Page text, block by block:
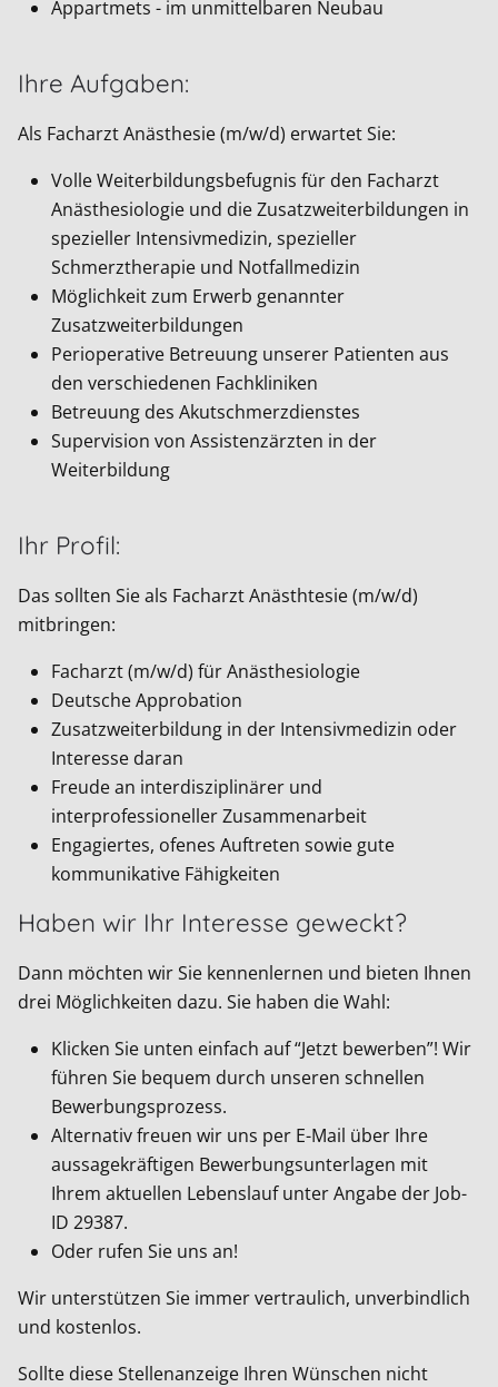
Appartmets - im unmittelbaren Neubau
Ihre Aufgaben:
Als Facharzt Anästhesie (m/w/d) erwartet Sie:
Volle Weiterbildungsbefugnis für den Facharzt
Anästhesiologie und die Zusatzweiterbildungen in
spezieller Intensivmedizin, spezieller
Schmerztherapie und Notfallmedizin
Möglichkeit zum Erwerb genannter
Zusatzweiterbildungen
Perioperative Betreuung unserer Patienten aus
den verschiedenen Fachkliniken
Betreuung des Akutschmerzdienstes
Supervision von Assistenzärzten in der
Weiterbildung
Ihr Profil:
Das sollten Sie als Facharzt Anästhtesie (m/w/d)
mitbringen:
Facharzt (m/w/d) für Anästhesiologie
Deutsche Approbation
Zusatzweiterbildung in der Intensivmedizin oder
Interesse daran
Freude an interdisziplinärer und
interprofessioneller Zusammenarbeit
Engagiertes, ofenes Auftreten sowie gute
kommunikative Fähigkeiten
Haben wir Ihr Interesse geweckt?
Dann möchten wir Sie kennenlernen und bieten Ihnen
drei Möglichkeiten dazu. Sie haben die Wahl:
Klicken Sie unten einfach auf “Jetzt bewerben”! Wir
führen Sie bequem durch unseren schnellen
Bewerbungsprozess.
Alternativ freuen wir uns per E-Mail über Ihre
aussagekräftigen Bewerbungsunterlagen mit
Ihrem aktuellen Lebenslauf unter Angabe der Job-
ID 29387.
Oder rufen Sie uns an!
Wir unterstützen Sie immer vertraulich, unverbindlich
und kostenlos.
Sollte diese Stellenanzeige Ihren Wünschen nicht